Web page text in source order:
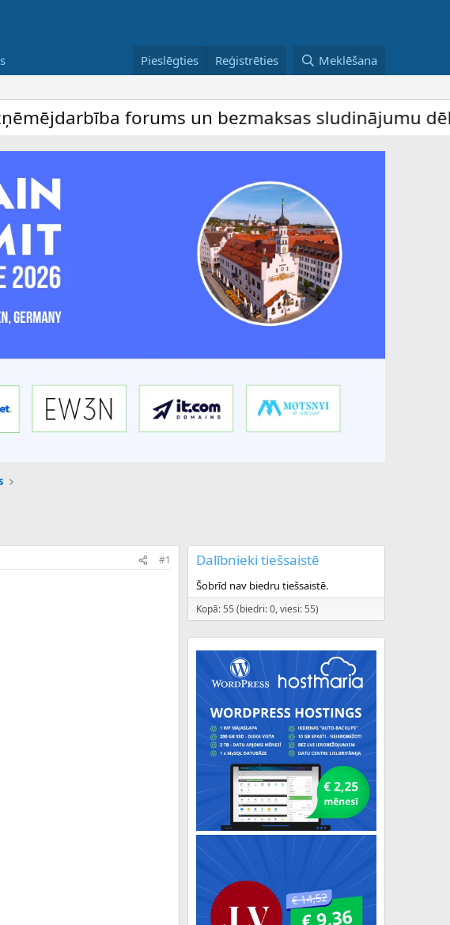
Pieslēgties Reģistrēties Meklēšana
forums un bezmaksas sludinājumu dēlis –
#1 Dalībnieki tiešsaistē
Šobrīd nav biedru tiešsaistē.
Kopā: 55 (biedri: 0, viesi: 55)